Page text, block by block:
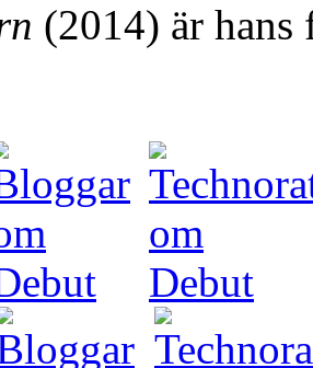
(2014) är hans